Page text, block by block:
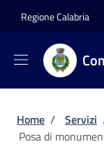
Regione Calabria
Briciole
Home / Servizi
Posa di